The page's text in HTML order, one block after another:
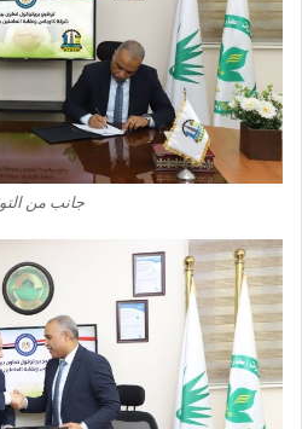
جانب من